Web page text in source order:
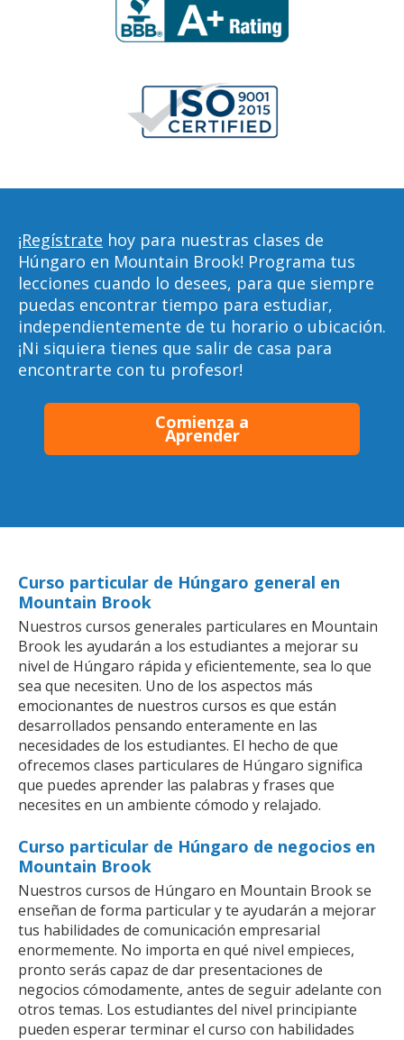
¡Regístrate hoy para nuestras clases de
Húngaro en Mountain Brook! Programa tus
lecciones cuando lo desees, para que siempre
puedas encontrar tiempo para estudiar,
independientemente de tu horario o ubicación.
¡Ni siquiera tienes que salir de casa para
encontrarte con tu profesor!
Comienza a
Aprender
Curso particular de Húngaro general en
Mountain Brook
Nuestros cursos generales particulares en Mountain
Brook les ayudarán a los estudiantes a mejorar su
nivel de Húngaro rápida y eficientemente, sea lo que
sea que necesiten. Uno de los aspectos más
emocionantes de nuestros cursos es que están
desarrollados pensando enteramente en las
necesidades de los estudiantes. El hecho de que
ofrecemos clases particulares de Húngaro significa
que puedes aprender las palabras y frases que
necesites en un ambiente cómodo y relajado.
Curso particular de Húngaro de negocios en
Mountain Brook
Nuestros cursos de Húngaro en Mountain Brook se
enseñan de forma particular y te ayudarán a mejorar
tus habilidades de comunicación empresarial
enormemente. No importa en qué nivel empieces,
pronto serás capaz de dar presentaciones de
negocios cómodamente, antes de seguir adelante con
otros temas. Los estudiantes del nivel principiante
pueden esperar terminar el curso con habilidades